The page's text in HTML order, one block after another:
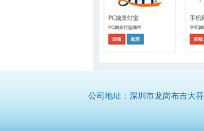
公司地址：深圳市龙岗布吉大